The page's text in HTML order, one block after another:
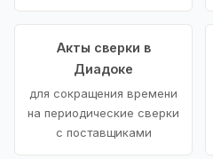
Акты сверки в
Диадоке
для сокращения времени
на периодические сверки
с поставщиками